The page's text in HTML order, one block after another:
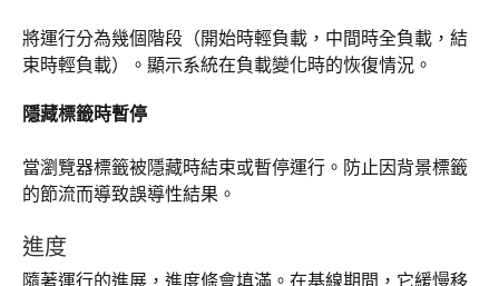
將運行分為幾個階段（開始時輕負載，中間時全負載，結
束時輕負載）。顯示系統在負載變化時的恢復情況。
隱藏標籤時暫停
當瀏覽器標籤被隱藏時結束或暫停運行。防止因背景標籤
的節流而導致誤導性結果。
進度
隨著運行的進展，進度條會填滿。在基線期間，它緩慢移